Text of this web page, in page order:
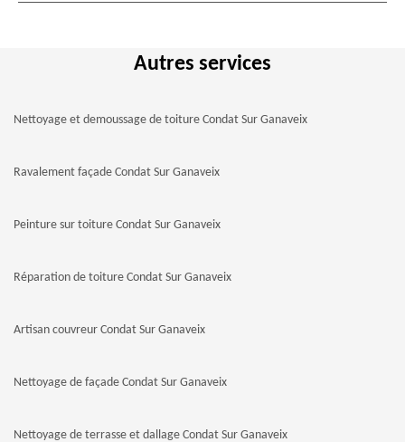
Autres services
Nettoyage et demoussage de toiture Condat Sur Ganaveix
Ravalement façade Condat Sur Ganaveix
Peinture sur toiture Condat Sur Ganaveix
Réparation de toiture Condat Sur Ganaveix
Artisan couvreur Condat Sur Ganaveix
Nettoyage de façade Condat Sur Ganaveix
Nettoyage de terrasse et dallage Condat Sur Ganaveix